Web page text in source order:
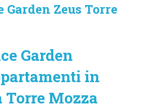
Garden Zeus Torre
Garden
in
Mozza